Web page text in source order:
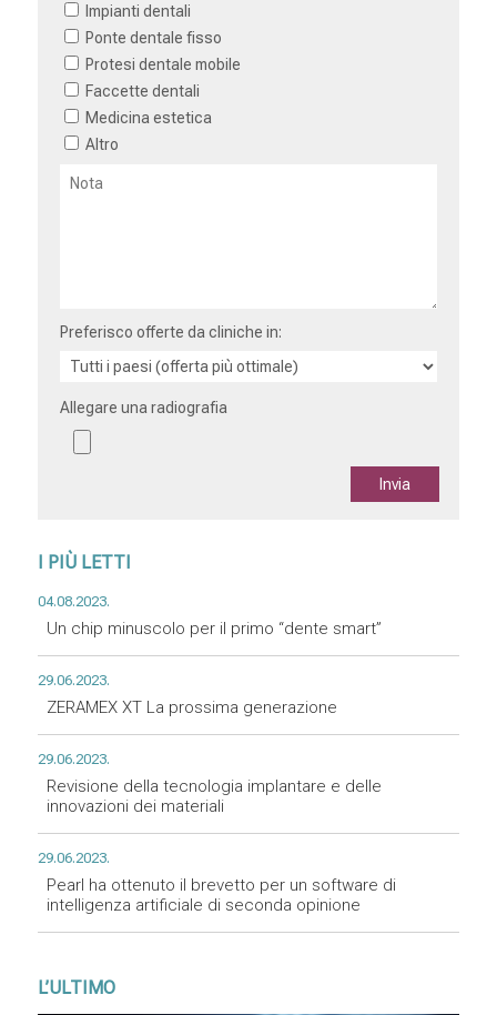
Impianti dentali
Ponte dentale fisso
Protesi dentale mobile
Faccette dentali
Medicina estetica
Altro
Preferisco offerte da cliniche in:
Allegare una radiografia
I PIÙ LETTI
04.08.2023.
Un chip minuscolo per il primo “dente smart”
29.06.2023.
ZERAMEX XT La prossima generazione
29.06.2023.
Revisione della tecnologia implantare e delle
innovazioni dei materiali
29.06.2023.
Pearl ha ottenuto il brevetto per un software di
intelligenza artificiale di seconda opinione
L’ULTIMO